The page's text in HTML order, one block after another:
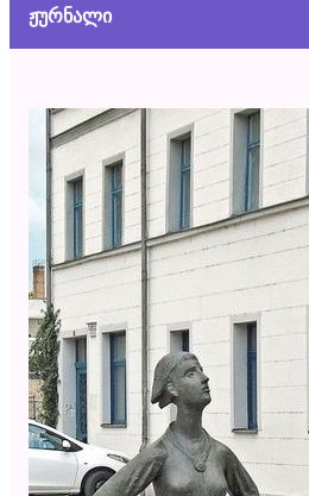
ჟურნალი